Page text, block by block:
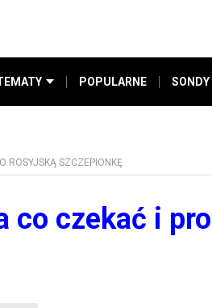
POPULARNE SONDY
ROSYJSKĄ SZCZEPIONKĘ
co czekać i